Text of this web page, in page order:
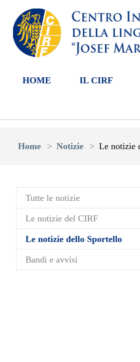
HOME IL CIRF
Home
Notizie Le notizie
Tutte le notizie
Le notizie del CIRF
Le notizie dello Sportello
Bandi e avvisi